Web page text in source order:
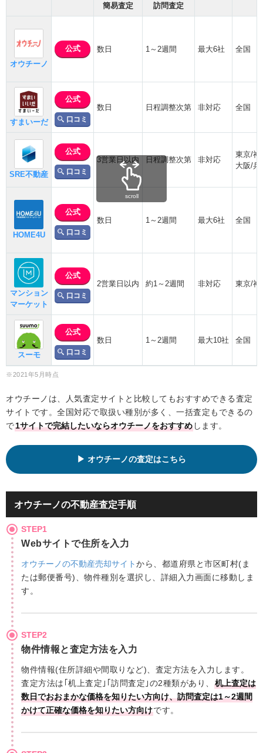
簡易査定
訪問査定
オウチーノ
公式 数日 1～2週間 最大6社 全国
すまいーだ
公式
口コミ
数日 日程調整次第 非対応 全国
SRE不動産
公式
口コミ
3営業日以内 日程調整次第 非対応
東京/神
大阪/兵
HOME4U
公式
口コミ
数日 1～2週間 最大6社 全国
マンション
マーケット
公式
口コミ
2営業日以内 約1～2週間 非対応 東京/神
スーモ
公式
口コミ
数日 1～2週間 最大10社 全国
scroll
※2021年5月時点
オウチーノは、人気査定サイトと比較してもおすすめできる査定
サイトです。全国対応で取扱い種別が多く、一括査定もできるの
で1サイトで完結したいならオウチーノをおすすめします。
オウチーノの査定はこちら
オウチーノの不動産査定手順
STEP1
Webサイトで住所を入力
オウチーノの不動産売却サイトから、都道府県と市区町村(ま
たは郵便番号)、物件種別を選択し、詳細入力画面に移動しま
す。
STEP2
物件情報と査定方法を入力
物件情報(住所詳細や間取りなど)、査定方法を入力します。
査定方法は｢机上査定｣｢訪問査定｣の2種類があり、 机上査定は
数日でおおまかな価格を知りたい方向け、訪問査定は1～2週間
かけて正確な価格を知りたい方向けです。